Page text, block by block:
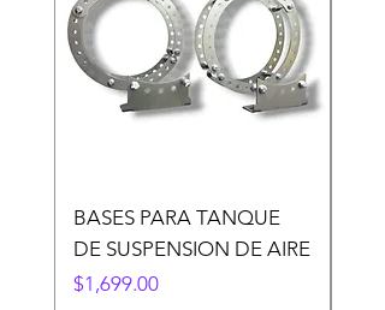
BASES PARA TANQUE
DE SUSPENSION DE AIRE
Precio
$1,699.00